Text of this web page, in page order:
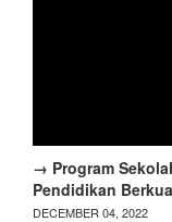
→ Program
Pendidikan
DECEMBER 04, 2022